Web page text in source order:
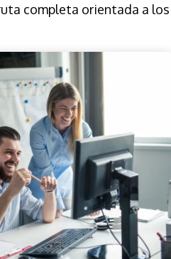
completa orientada a los